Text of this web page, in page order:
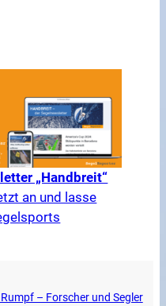
„Handbreit“
an und lasse
– Forscher und Segler